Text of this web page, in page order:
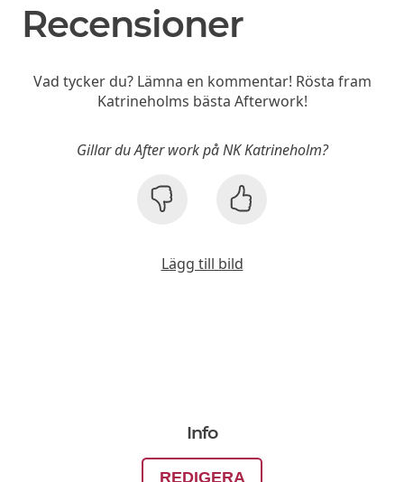
Recensioner
Vad tycker du? Lämna en kommentar! Rösta fram
Katrineholms bästa Afterwork!
Gillar du After work på NK Katrineholm?
Lägg till bild
Info
REDIGERA